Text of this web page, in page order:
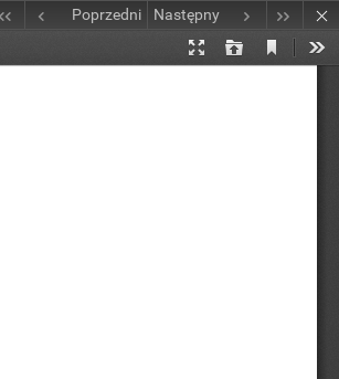
Poprzedni Następny